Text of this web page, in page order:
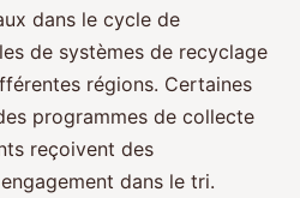
dans le cycle de
de systèmes de recyclage
régions. Certaines
programmes de collecte
reçoivent des
dans le tri.